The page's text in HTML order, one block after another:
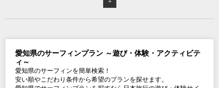
愛知県のサーフィンプラン ～遊び・体験・アクティビテ
ィ～
愛知県のサーフィンを簡単検索！
安い順やこだわり条件から希望のプランを探せます。